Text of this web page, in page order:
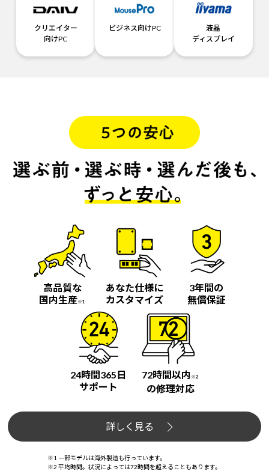
クリエイター
向けPC
ビジネス向けPC
液晶
ディスプレイ
高品質な
国内生産※1
あなた仕様に
カスタマイズ
3年間の
無償保証
24時間365日
サポート
72時間以内 ※2
の修理対応
詳しく見る
※1 一部モデルは海外製造も行っています。
※2 平均時間。状況によっては72時間を超えることもあります。